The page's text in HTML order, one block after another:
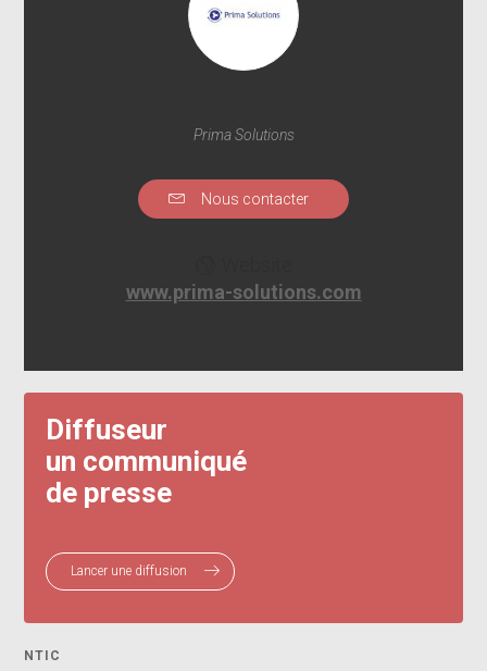
Prima Solutions
Nous contacter
www.prima-solutions.com
Diffuseur
un communiqué
de presse
Lancer une diffusion
NTIC